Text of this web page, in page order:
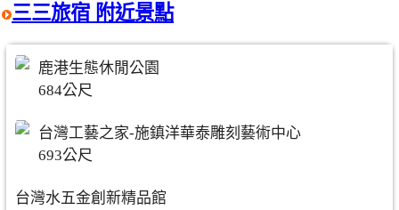
三三旅宿 附近景點
鹿港生態休閒公園
684公尺
台灣工藝之家-施鎮洋華泰雕刻藝術中心
693公尺
台灣水五金創新精品館